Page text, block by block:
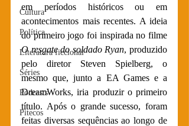
Cultura
Política
Literatura ficcional
Séries
Podcasts
Pitecos
em períodos históricos ou em
acontecimentos mais recentes. A ideia
O resgate do soldado Ryan, produzido
pelo diretor Steven Spielberg, o
mesmo que, junto a EA Games e a
DreamWorks, iria produzir o primeiro
título. Após o grande sucesso, foram
feitas diversas sequências ao longo de